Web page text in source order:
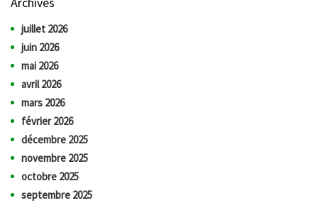
juillet 2026
juin 2026
mai 2026
avril 2026
mars 2026
février 2026
décembre 2025
novembre 2025
octobre 2025
septembre 2025